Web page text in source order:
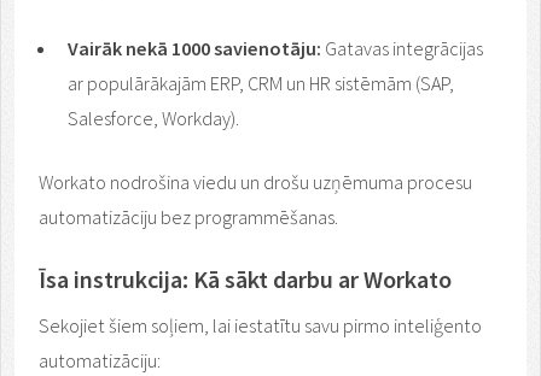
Vairāk nekā 1000 savienotāju: Gatavas integrācijas
ar populārākajām ERP, CRM un HR sistēmām (SAP,
Salesforce, Workday).
Workato nodrošina viedu un drošu uzņēmuma procesu
automatizāciju bez programmēšanas.
Īsa instrukcija: Kā sākt darbu ar Workato
Sekojiet šiem soļiem, lai iestatītu savu pirmo inteliģento
automatizāciju: